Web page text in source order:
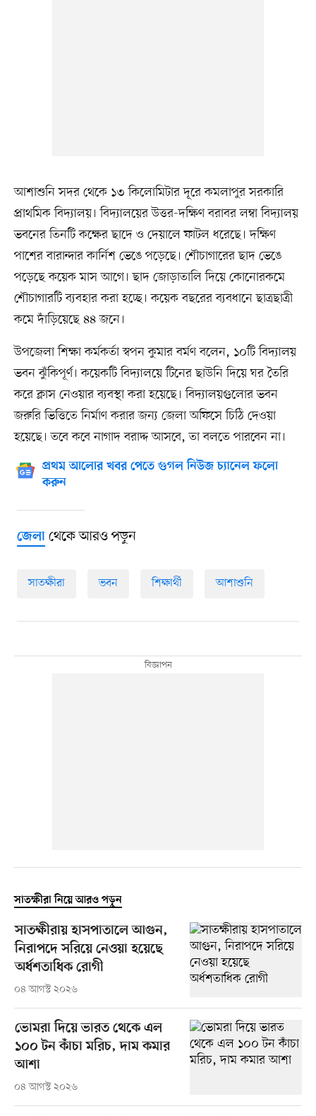
আশাশুনি সদর থেকে ১৩ কিলোমিটার দূরে কমলাপুর সরকারি
প্রাথমিক বিদ্যালয়। বিদ্যালয়ের উত্তর-দক্ষিণ বরাবর লম্বা বিদ্যালয়
ভবনের তিনটি কক্ষের ছাদে ও দেয়ালে ফাটল ধরেছে। দক্ষিণ
পাশের বারান্দার কার্নিশ ভেঙে পড়েছে। শৌচাগারের ছাদ ভেঙে
পড়েছে কয়েক মাস আগে। ছাদ জোড়াতালি দিয়ে কোনোরকমে
শৌচাগারটি ব্যবহার করা হচ্ছে। কয়েক বছরের ব্যবধানে ছাত্রছাত্রী
কমে দাঁড়িয়েছে ৪৪ জনে।
উপজেলা শিক্ষা কর্মকর্তা স্বপন কুমার বর্মণ বলেন, ১০টি বিদ্যালয়
ভবন ঝুঁকিপূর্ণ। কয়েকটি বিদ্যালয়ে টিনের ছাউনি দিয়ে ঘর তৈরি
করে ক্লাস নেওয়ার ব্যবস্থা করা হয়েছে। বিদ্যালয়গুলোর ভবন
জরুরি ভিত্তিতে নির্মাণ করার জন্য জেলা অফিসে চিঠি দেওয়া
হয়েছে। তবে কবে নাগাদ বরাদ্দ আসবে, তা বলতে পারবেন না।
প্রথম আলোর খবর পেতে গুগল নিউজ চ্যানেল ফলো
করুন
জেলাথেকে আরও পড়ুন
সাতক্ষীরা ভবন শিক্ষার্থী আশাশুনি
সাতক্ষীরা নিয়ে আরও পড়ুন
সাতক্ষীরায় হাসপাতালে আগুন,
নিরাপদে সরিয়ে নেওয়া হয়েছে
অর্ধশতাধিক রোগী
০৪ আগস্ট ২০২৬
ভোমরা দিয়ে ভারত থেকে এল
১০০ টন কাঁচা মরিচ, দাম কমার
আশা
০৪ আগস্ট ২০২৬